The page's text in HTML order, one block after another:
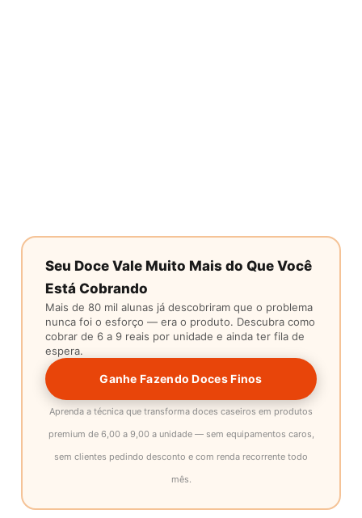
Seu Doce Vale Muito Mais do Que Você
Está Cobrando
Mais de 80 mil alunas já descobriram que o problema
nunca foi o esforço — era o produto. Descubra como
cobrar de 6 a 9 reais por unidade e ainda ter fila de
espera.
Ganhe Fazendo Doces Finos
Aprenda a técnica que transforma doces caseiros em produtos
premium de 6,00 a 9,00 a unidade — sem equipamentos caros,
sem clientes pedindo desconto e com renda recorrente todo
mês.